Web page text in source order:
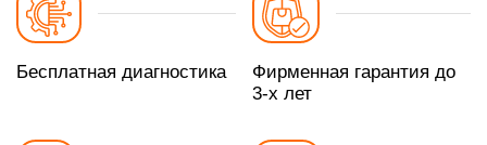
Бесплатная диагностика
Фирменная гарантия до
3-х лет